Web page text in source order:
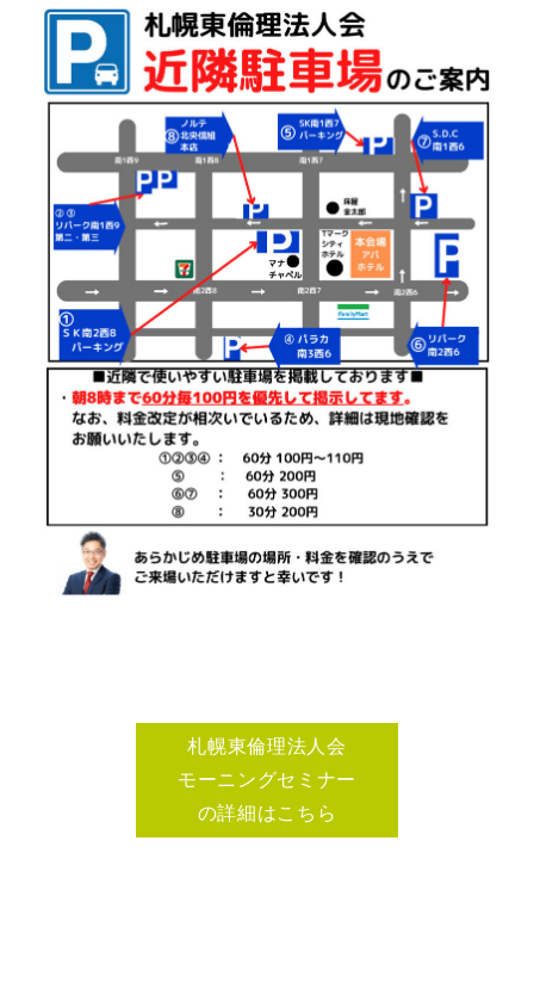
札幌東倫理法人会
モーニングセミナー
の詳細はこちら